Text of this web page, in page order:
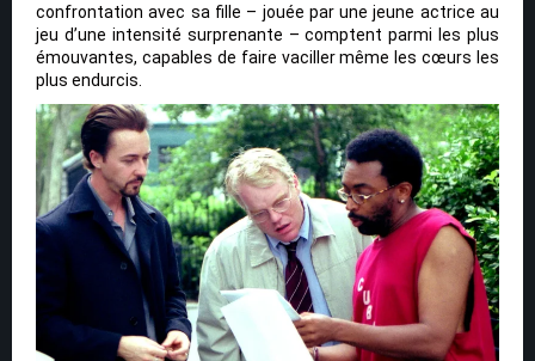
confrontation avec sa fille – jouée par une jeune actrice au
jeu d’une intensité surprenante – comptent parmi les plus
émouvantes, capables de faire vaciller même les cœurs les
plus endurcis.